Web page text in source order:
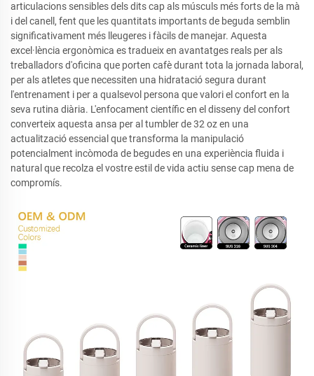
articulacions sensibles dels dits cap als músculs més forts de la mà
i del canell, fent que les quantitats importants de beguda semblin
significativament més lleugeres i fàcils de manejar. Aquesta
excel·lència ergonòmica es tradueix en avantatges reals per als
treballadors d'oficina que porten cafè durant tota la jornada laboral,
per als atletes que necessiten una hidratació segura durant
l'entrenament i per a qualsevol persona que valori el confort en la
seva rutina diària. L'enfocament científic en el disseny del confort
converteix aquesta ansa per al tumbler de 32 oz en una
actualització essencial que transforma la manipulació
potencialment incòmoda de begudes en una experiència fluida i
natural que recolza el vostre estil de vida actiu sense cap mena de
compromís.